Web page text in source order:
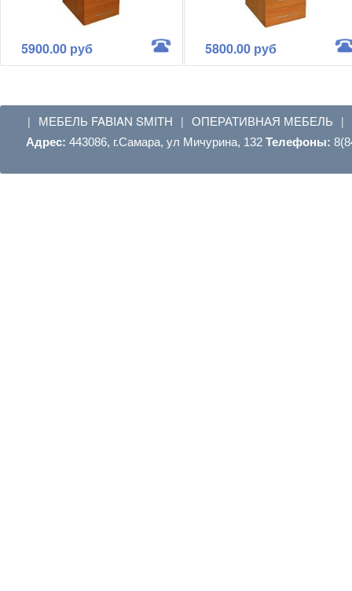
5900.00 руб 5800.00 руб
| МЕБЕЛЬ FABIAN SMITH | ОПЕРАТИВНАЯ МЕБЕЛЬ |
Адрес: 443086, г.Самара, ул Мичурина, 132 Телефоны: